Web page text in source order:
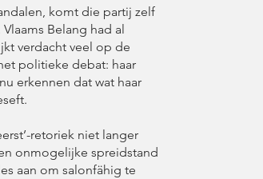
komt die partij zelf
Belang had al
verdacht veel op de
politieke debat: haar
erkennen dat wat haar
retoriek niet langer
onmogelijke spreidstand
aan om salonfähig te